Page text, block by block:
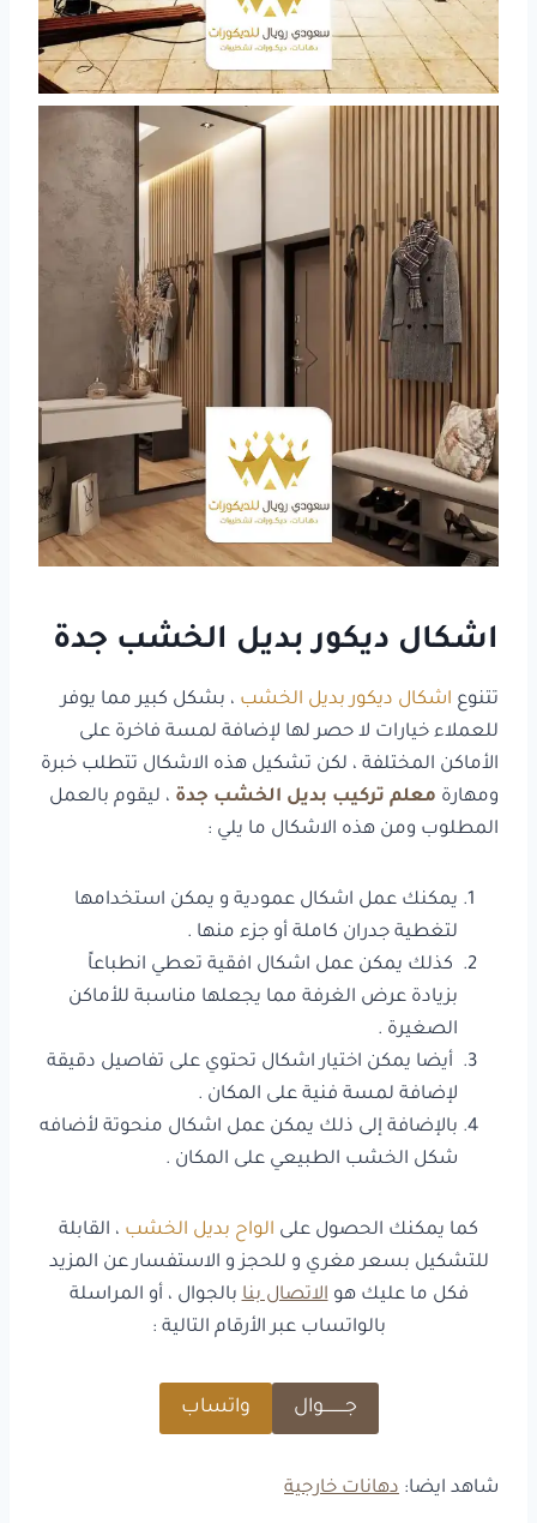
اشكال ديكور بديل الخشب جدة
تتنوع اشكال ديكور بديل الخشب ، بشكل كبير مما يوفر
للعملاء خيارات لا حصر لها لإضافة لمسة فاخرة على
الأماكن المختلفة ، لكن تشكيل هذه الاشكال تتطلب خبرة
ومهارة معلم تركيب بديل الخشب جدة ، ليقوم بالعمل
المطلوب ومن هذه الاشكال ما يلي :
يمكنك عمل اشكال عمودية و يمكن استخدامها
لتغطية جدران كاملة أو جزء منها .
كذلك يمكن عمل اشكال افقية تعطي انطباعاً
بزيادة عرض الغرفة مما يجعلها مناسبة للأماكن
الصغيرة .
أيضا يمكن اختيار اشكال تحتوي على تفاصيل دقيقة
لإضافة لمسة فنية على المكان .
بالإضافة إلى ذلك يمكن عمل اشكال منحوتة لأضافه
شكل الخشب الطبيعي على المكان .
كما يمكنك الحصول على الواح بديل الخشب ، القابلة
للتشكيل بسعر مغري و للحجز و الاستفسار عن المزيد
فكل ما عليك هوالاتصال بنابالجوال ، أو المراسلة
بالواتساب عبر الأرقام التالية :
جـــــــــوال واتساب
شاهد ايضا: دهانات خارجية